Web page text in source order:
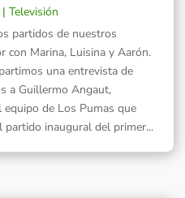
Televisión
partidos de nuestros
con Marina, Luisina y Aarón.
una entrevista de
a Guillermo Angaut,
equipo de Los Pumas que
partido inaugural del primer...